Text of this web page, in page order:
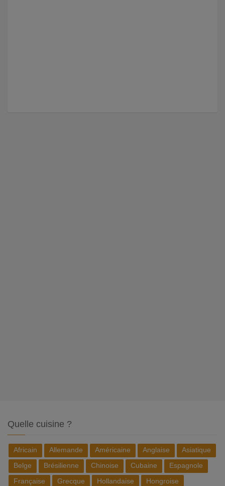
Quelle cuisine ?
Africain Allemande Américaine Anglaise
Asiatique
Belge
Brésilienne Chinoise Cubaine
Espagnole
Française
Grecque Hollandaise
Hongroise